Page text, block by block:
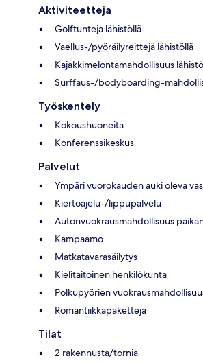
Aktiviteetteja
Golftunteja lähistöllä
Vaellus-/pyöräilyreittejä lähistöllä
Kajakkimelontamahdollisuus
Surffaus-/bodyboarding-
Työskentely
Kokoushuoneita
Konferenssikeskus
Palvelut
Ympäri vuorokauden auki oleva
Kiertoajelu-/lippupalvelu
Autonvuokrausmahdollisuus
Kampaamo
Matkatavarasäilytys
Kielitaitoinen henkilökunta
Polkupyörien
Romantiikkapaketteja
Tilat
2 rakennusta/tornia